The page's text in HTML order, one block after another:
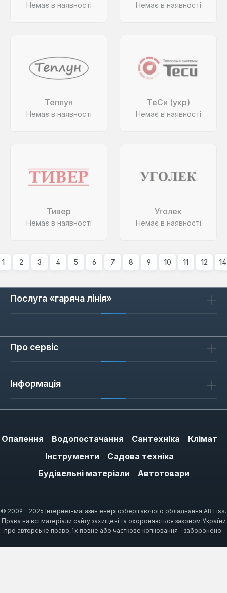
Немає в наявності Немає в наявності
Теплун
Немає в наявності
ТеСи (укр)
Немає в наявності
Тивер
Немає в наявності
Уголек
Немає в наявності
1 2 3 4 5 6 7 8 9 10 11 12 14
Послуга «гаряча лінія»
Про сервіс
Інформація
Опалення Водопостачання Сантехніка
Клімат
Інструменти
Садова техніка
Будівельні матеріали
Автотовари
© 2009 - 2026 Інтернет-магазин енергозберігаючого обладнання ARTiss.
Права на всі матеріали сайту захищені та охороняються законом України
про авторське право, їх повне або часткове копіювання – заборонено.